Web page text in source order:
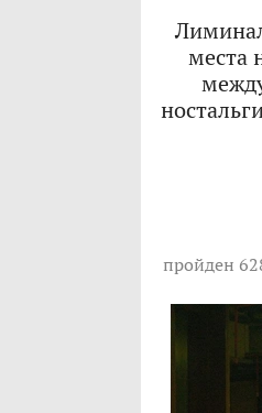
места
пройден